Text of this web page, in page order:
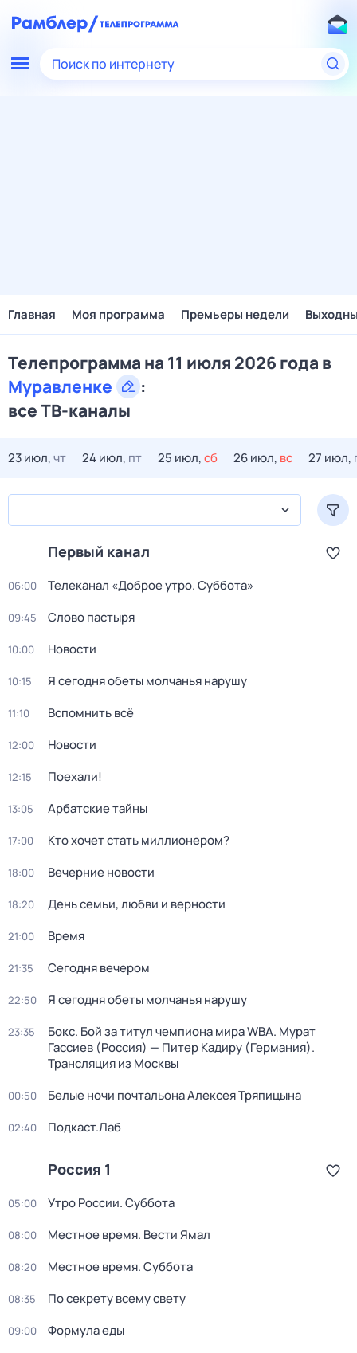
Поиск по интернету
Главная Моя программа Премьеры недели
Телепрограмма на 11 июля 2026 года в
Муравленке
:
все ТВ-каналы
23 июл,чт 24 июл, пт 25 июл,сб 26 июл, вс 27 июл,
Первый канал
06:00 Телеканал «Доброе утро. Суббота»
09:45 Слово пастыря
10:00 Новости
10:15 Я сегодня обеты молчанья нарушу
11:10 Вспомнить всё
12:00 Новости
12:15 Поехали!
13:05 Арбатские тайны
17:00 Кто хочет стать миллионером?
18:00 Вечерние новости
18:20 День семьи, любви и верности
21:00 Время
21:35 Сегодня вечером
22:50 Я сегодня обеты молчанья нарушу
23:35
Бокс. Бой за титул чемпиона мира WBA. Мурат
Гассиев (Россия) — Питер Кадиру (Германия).
Трансляция из Москвы
00:50 Белые ночи почтальона Алексея Тряпицына
02:40 Подкаст.Лаб
Россия 1
05:00 Утро России. Суббота
08:00 Местное время. Вести Ямал
08:20 Местное время. Суббота
08:35 По секрету всему свету
09:00 Формула еды